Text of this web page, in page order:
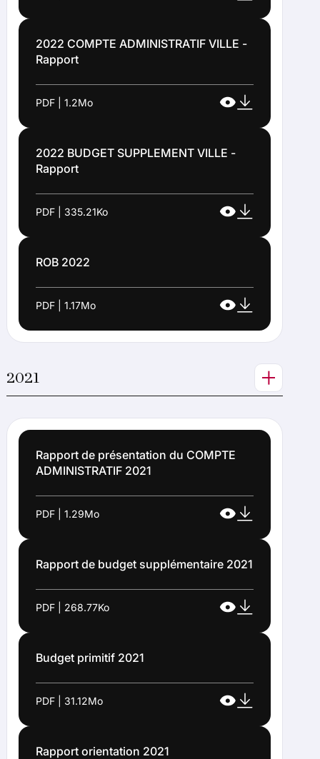
2022 COMPTE ADMINISTRATIF VILLE -
Rapport
PDF | 1.2Mo
2022 BUDGET SUPPLEMENT VILLE -
Rapport
PDF | 335.21Ko
ROB 2022
PDF | 1.17Mo
2021
Rapport de présentation du COMPTE
ADMINISTRATIF 2021
PDF | 1.29Mo
Rapport de budget supplémentaire 2021
PDF | 268.77Ko
Budget primitif 2021
PDF | 31.12Mo
Rapport orientation 2021